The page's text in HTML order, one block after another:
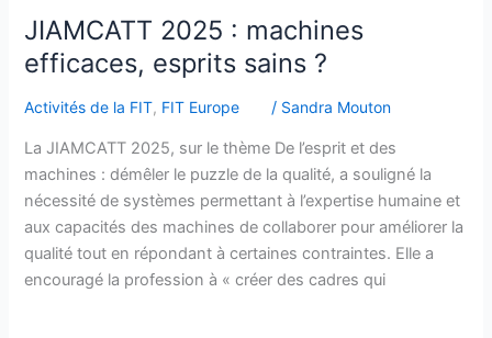
JIAMCATT 2025 : machines
efficaces, esprits sains ?
Activités de la FIT, FIT Europe / Sandra Mouton
La JIAMCATT 2025, sur le thème De l’esprit et des
machines : démêler le puzzle de la qualité, a souligné la
nécessité de systèmes permettant à l’expertise humaine et
aux capacités des machines de collaborer pour améliorer la
qualité tout en répondant à certaines contraintes. Elle a
encouragé la profession à « créer des cadres qui